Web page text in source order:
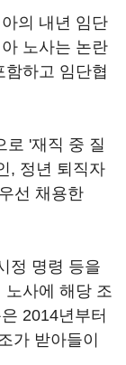
의 내년 임단
노사는 논란
함하고 임단협
로 '재직 중 질
, 정년 퇴직자
선 채용한
정 명령 등을
노사에 해당 조
2014년부터
가 받아들이